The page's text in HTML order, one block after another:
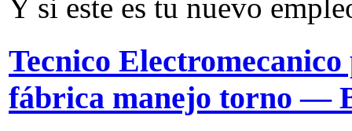
Y si este es tu nuevo
Tecnico
fábrica manejo torno—